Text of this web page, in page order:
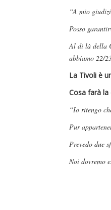
“A mio
Posso
Al di là della
abbiamo 22/
La Tivoli è
Cosa farà
“Io ritengo
Pur
Prevedo due
Noi dovremo